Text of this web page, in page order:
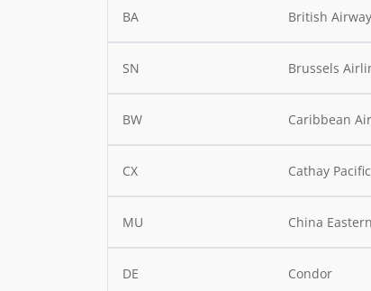
BA British
SN Brussels
BW Caribbean
CX Cathay Pacific
MU China Eastern
DE Condor